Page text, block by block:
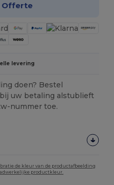
Offerte
levering
doen? Bestel
uw betaling alstublieft
nummer toe.
de kleur van de productafbeelding
productkleur.